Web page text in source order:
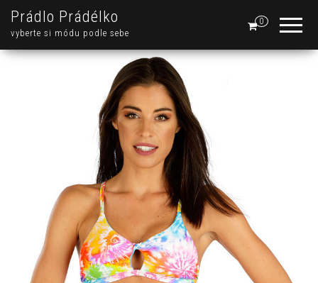
Prádlo Prádélko
vyberte si módu podle sebe
0